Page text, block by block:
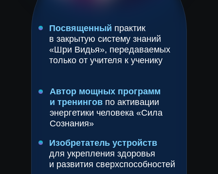
Посвященный практик
в закрытую систему знаний
«Шри Видья», передаваемых
только от учителя к ученику
Автор мощных программ
и тренингов по активации
энергетики человека «Сила
Сознания»
Изобретатель устройств
для укрепления здоровья
и развития сверхспособностей